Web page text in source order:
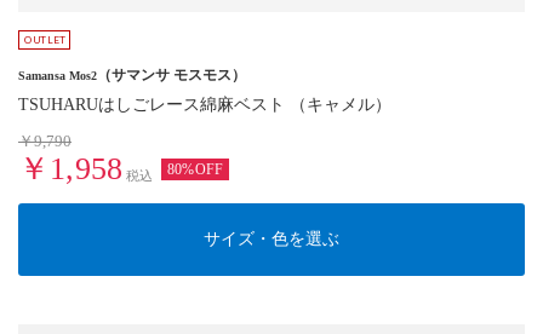
Samansa Mos2 （サマンサ モスモス）
TSUHARUはしごレース綿麻ベスト （キャメル）
￥9,790
￥1,958 税込 80%OFF
サイズ・色を選ぶ